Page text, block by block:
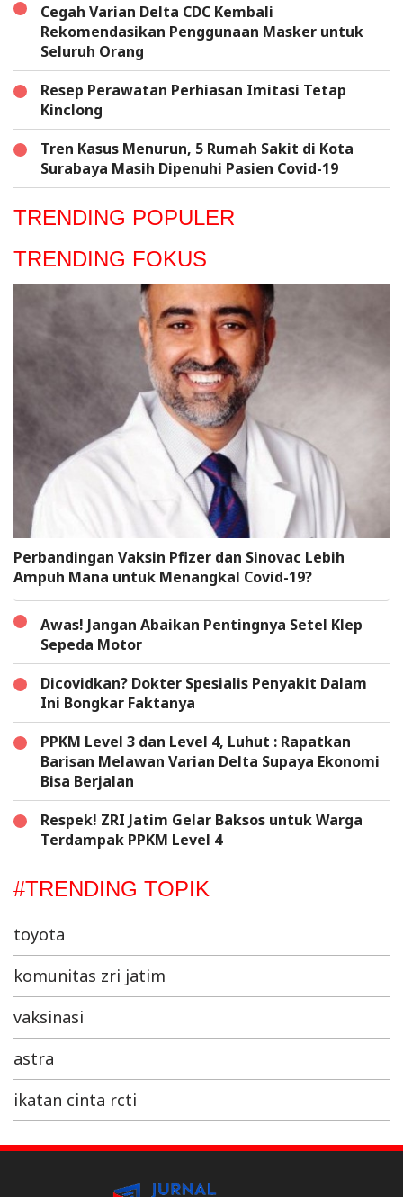
Cegah Varian Delta CDC Kembali
Rekomendasikan Penggunaan Masker untuk
Seluruh Orang
Resep Perawatan Perhiasan Imitasi Tetap
Kinclong
Tren Kasus Menurun, 5 Rumah Sakit di Kota
Surabaya Masih Dipenuhi Pasien Covid-19
TRENDING POPULER
TRENDING FOKUS
Perbandingan Vaksin Pfizer dan Sinovac Lebih
Ampuh Mana untuk Menangkal Covid-19?
Awas! Jangan Abaikan Pentingnya Setel Klep
Sepeda Motor
Dicovidkan? Dokter Spesialis Penyakit Dalam
Ini Bongkar Faktanya
PPKM Level 3 dan Level 4, Luhut : Rapatkan
Barisan Melawan Varian Delta Supaya Ekonomi
Bisa Berjalan
Respek! ZRI Jatim Gelar Baksos untuk Warga
Terdampak PPKM Level 4
#TRENDING TOPIK
toyota
komunitas zri jatim
vaksinasi
astra
ikatan cinta rcti